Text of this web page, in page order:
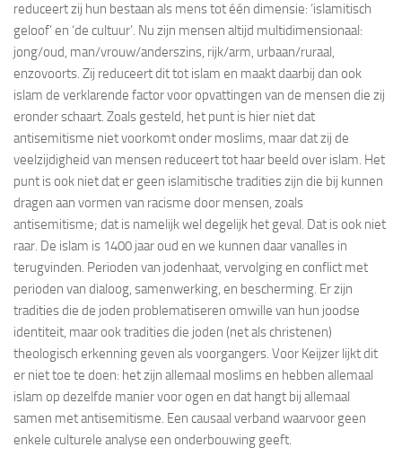
reduceert zij hun bestaan als mens tot één dimensie: ‘islamitisch
geloof’ en ‘de cultuur’. Nu zijn mensen altijd multidimensionaal:
jong/oud, man/vrouw/anderszins, rijk/arm, urbaan/ruraal,
enzovoorts. Zij reduceert dit tot islam en maakt daarbij dan ook
islam de verklarende factor voor opvattingen van de mensen die zij
eronder schaart. Zoals gesteld, het punt is hier niet dat
antisemitisme niet voorkomt onder moslims, maar dat zij de
veelzijdigheid van mensen reduceert tot haar beeld over islam. Het
punt is ook niet dat er geen islamitische tradities zijn die bij kunnen
dragen aan vormen van racisme door mensen, zoals
antisemitisme; dat is namelijk wel degelijk het geval. Dat is ook niet
raar. De islam is 1400 jaar oud en we kunnen daar vanalles in
terugvinden. Perioden van jodenhaat, vervolging en conflict met
perioden van dialoog, samenwerking, en bescherming. Er zijn
tradities die de joden problematiseren omwille van hun joodse
identiteit, maar ook tradities die joden (net als christenen)
theologisch erkenning geven als voorgangers. Voor Keijzer lijkt dit
er niet toe te doen: het zijn allemaal moslims en hebben allemaal
islam op dezelfde manier voor ogen en dat hangt bij allemaal
samen met antisemitisme. Een causaal verband waarvoor geen
enkele culturele analyse een onderbouwing geeft.